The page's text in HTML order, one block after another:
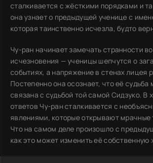
сталкивается с жёсткими порядками и
она узнает о предыдущей ученице с
которая таинственно исчезла, будто
Чу-ран начинает замечать странности
исчезновения — ученицы шепчутся о
событиях, а напряжение в стенах лицея
Постепенно она осознает, что её судьба
связана с судьбой той самой Сидзуко. В
ответов Чу-ран сталкивается с
явлениями, которые открывают мрачные
Что на самом деле произошло с
как это может изменить её собственную